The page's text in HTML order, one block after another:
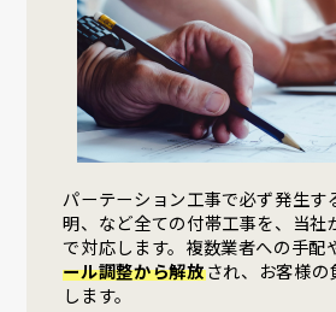
パーテーション工事で必ず発生す
明、など全ての付帯工事を、当社
で対応します。複数業者への手配
ール調整から解放され、お客様の
します。